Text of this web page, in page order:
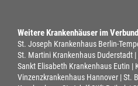
Weitere Krankenhäuser im
St. Joseph Krankenhaus Berlin-
St. Martini Krankenhaus Duderstadt
Sankt Elisabeth Krankenhaus Eutin
Vinzenzkrankenhaus Hannover St.